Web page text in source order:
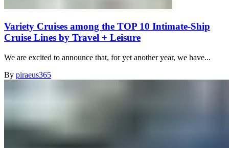
Variety Cruises among the TOP 10 Intimate-Ship
Cruise Lines by Travel + Leisure
We are excited to announce that, for yet another year, we have...
By piraeus365